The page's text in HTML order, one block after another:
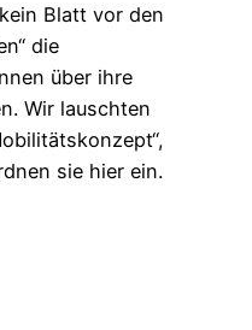
Blatt vor den
die
über ihre
Wir lauschten
sie hier ein.